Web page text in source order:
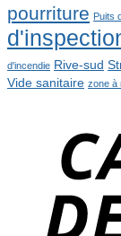
pourriture Puits
d'incendie Rive-sud
Vide sanitaire zone à